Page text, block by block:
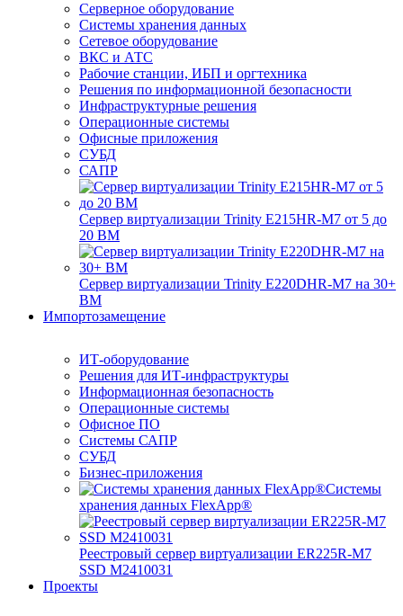
Серверное оборудование
Системы хранения данных
Сетевое оборудование
ВКС и АТС
Рабочие станции, ИБП и оргтехника
Решения по информационной безопасности
Инфраструктурные решения
Операционные системы
Офисные приложения
СУБД
САПР
Сервер виртуализации Trinity E215HR-M7 от 5 до
20 ВМ
Сервер виртуализации Trinity E220DHR-M7 на 30+
ВМ
Импортозамещение
ИТ-оборудование
Решения для ИТ-инфраструктуры
Информационная безопасность
Операционные системы
Офисное ПО
Системы САПР
СУБД
Бизнес-приложения
Системы
хранения данных FlexApp®
Реестровый сервер виртуализации ER225R-M7
SSD М2410031
Проекты